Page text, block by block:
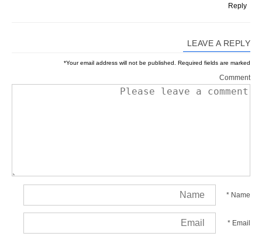
Reply
LEAVE A REPLY
Your email address will not be published. Required fields are marked
*
Comment
Name
*
Email
*